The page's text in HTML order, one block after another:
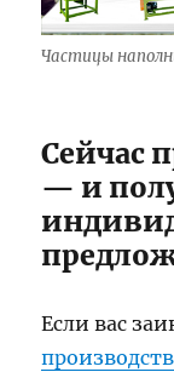
Частицы
Сейчас
— и
Если вас